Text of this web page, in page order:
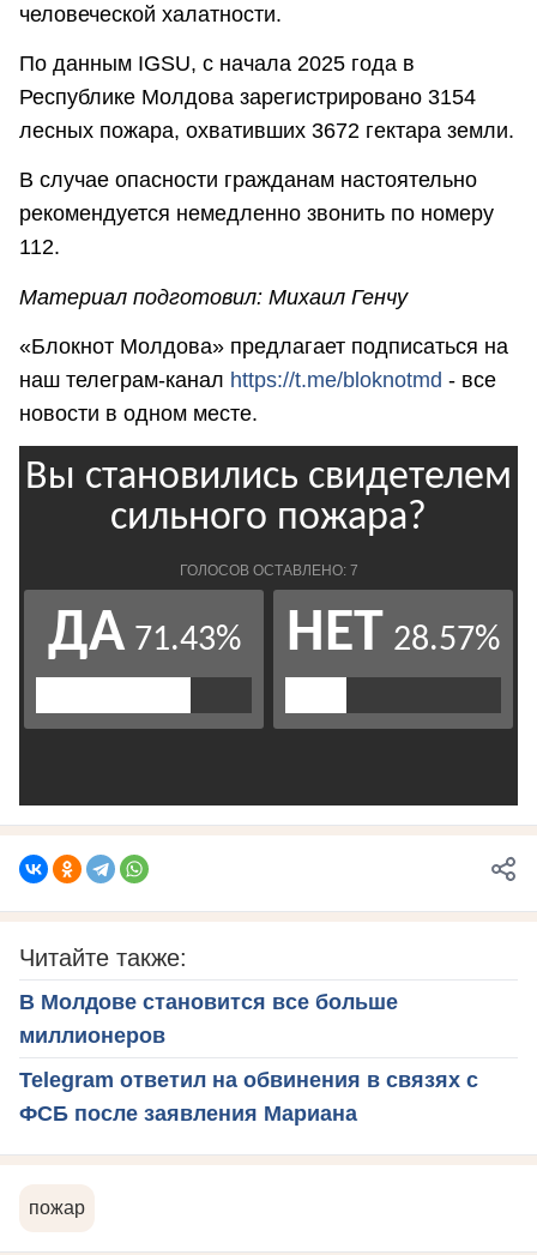
человеческой халатности.
По данным IGSU, с начала 2025 года в
Республике Молдова зарегистрировано 3154
лесных пожара, охвативших 3672 гектара земли.
В случае опасности гражданам настоятельно
рекомендуется немедленно звонить по номеру
112.
Материал подготовил: Михаил Генчу
«Блокнот Молдова» предлагает подписаться на
наш телеграм-канал https://t.me/bloknotmd - все
новости в одном месте.
Читайте также:
В Молдове становится все больше
миллионеров
Telegram ответил на обвинения в связях с
ФСБ после заявления Мариана
пожар